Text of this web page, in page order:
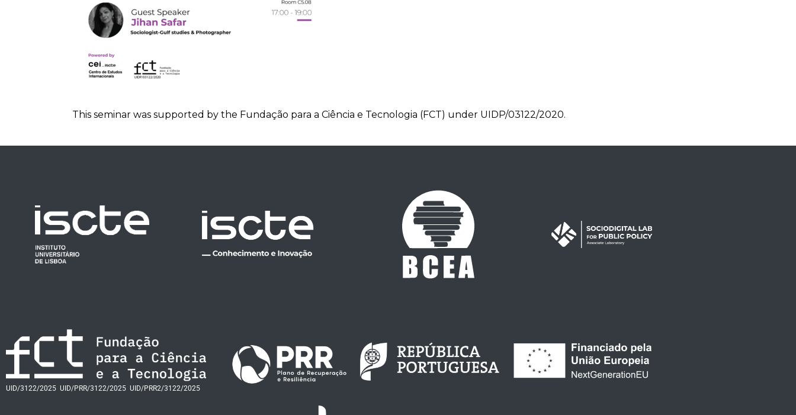
This seminar was supported by the Fundação para a Ciência e Tecnologia (FCT) under UIDP/03122/2020.
UID/3122/2025 UID/PRR/3122/2025 UID/PRR2/3122/2025